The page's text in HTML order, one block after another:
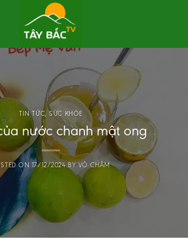
TIN TỨC,SỨC KHỎE
nước chanh mật ong
ON 17/12/2024BYVÕ CHÂM